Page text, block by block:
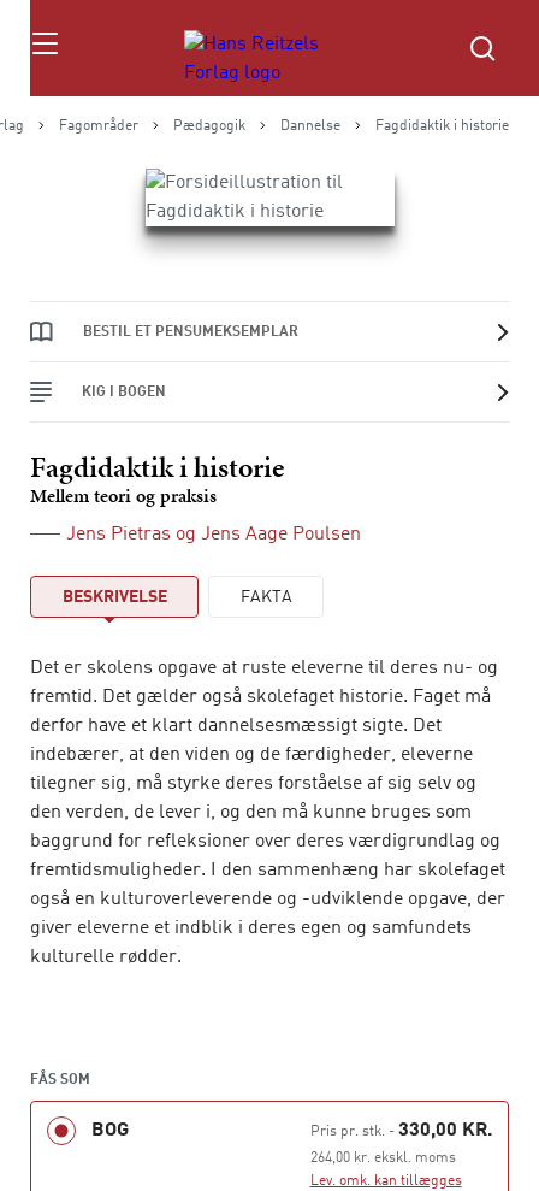
Søg
Fagområder Pædagogik Dannelse Fagdidaktik i historie
BESTIL ET PENSUMEKSEMPLAR
KIG I BOGEN
Fagdidaktik i historie
Mellem teori og praksis
Jens Pietras og Jens Aage Poulsen
BESKRIVELSE FAKTA
Det er skolens opgave at ruste eleverne til deres nu- og
fremtid. Det gælder også skolefaget historie. Faget må
derfor have et klart dannelsesmæssigt sigte. Det
indebærer, at den viden og de færdigheder, eleverne
tilegner sig, må styrke deres forståelse af sig selv og
den verden, de lever i, og den må kunne bruges som
baggrund for refleksioner over deres værdigrundlag og
fremtidsmuligheder. I den sammenhæng har skolefaget
også en kulturoverleverende og -udviklende opgave, der
giver eleverne et indblik i deres egen og samfundets
kulturelle rødder.
historieundervisningen. Vi håber, at bogen kan inspirere
læseren til fagdidaktisk at overveje og praktisere en
undervisning, der støtter eleverne til historisk refleksion
FÅS SOM
BOG Pris pr. stk.- 330,00 KR.
264,00 kr. ekskl. moms
Lev. omk. kan tillægges